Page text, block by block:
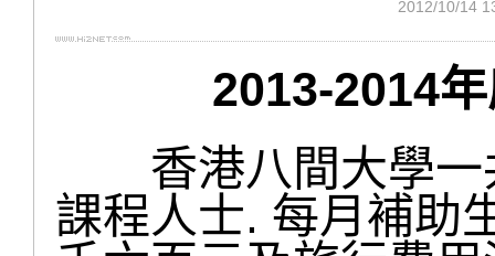
2012/10/14
2013-2014
香港八間大學一
課程人士. 每月補助